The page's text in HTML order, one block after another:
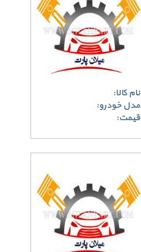
نام کالا:
مدل خودرو:
قیمت: